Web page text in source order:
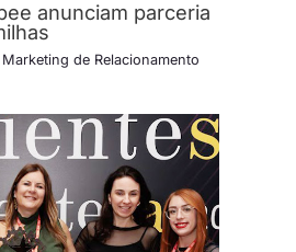
anunciam parceria
Marketing de Relacionamento